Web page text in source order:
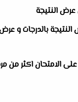
النتيجة
بالدرجات و عرض
الامتحان اكثر من